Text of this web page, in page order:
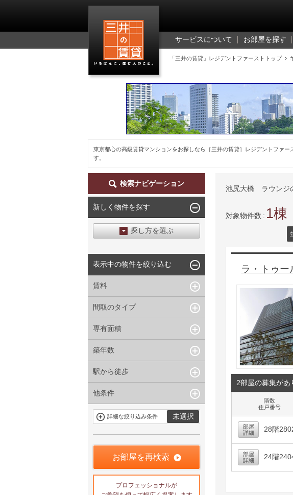
サービスについて お部屋を探す
「三井の賃貸」レジデントファーストトップ 
東京都心の高級賃貸マンションをお探しなら［三井の賃貸］レジデントファ
す。
池尻大橋 ラウンジ
対象物件数 1
ラ・トゥー
2部屋の募集があ
階数
住戸番号
部屋
詳細
28階
部屋
詳細
24階
検索ナビゲーション
新しく物件を探す
探し方を選ぶ
区から探す
地図から探す
沿線から探す
表示中の物件を絞り込む
賃料
下限なし
礼金なし
敷金なし
礼金１ヶ月以下
フリーレント付き
間取のタイプ
1R〜1K
1DK〜1LDK
4LDK〜
専有面積
指定なし
築年数
指定なし
5年以内
15年以内
駅から徒歩
指定なし
10分以内
15分以内
他条件
駐車場有
当社限定物件
まない
件
申込無し物件
のみ表示
詳細な絞り込み条件 未選択
お部屋を再検索
プロフェッショナルが